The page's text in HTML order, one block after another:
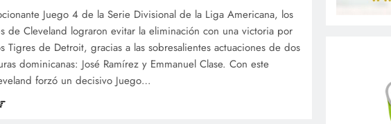
Juego 4 de la Serie Divisional de la Liga Americana, los
de Cleveland lograron evitar la eliminación con una victoria por
Tigres de Detroit, gracias a las sobresalientes actuaciones de dos
dominicanas: José Ramírez y Emmanuel Clase. Con este
forzó un decisivo Juego…